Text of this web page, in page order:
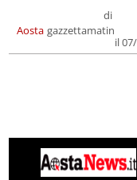
Aosta
di
gazzettamatin
il